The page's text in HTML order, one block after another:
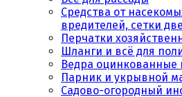
Средства от
вредителей, сетки
Перчатки
Шланги и всё для
Ведра оцинкованные
Парник и укрывной
Садово-огородный